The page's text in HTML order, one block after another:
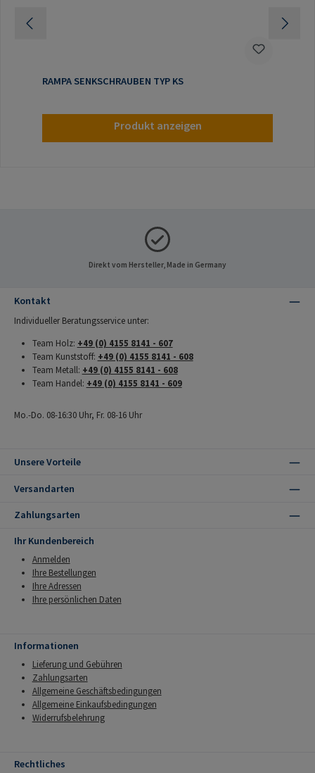
RAMPA SENKSCHRAUBEN TYP KS
Produkt anzeigen
Direkt vom Hersteller, Made in Germany
Kontakt
Individueller Beratungsservice unter:
Team Holz: +49 (0) 4155 8141 - 607
Team Kunststoff: +49 (0) 4155 8141 - 608
Team Metall: +49 (0) 4155 8141 - 608
Team Handel: +49 (0) 4155 8141 - 609
Mo.-Do. 08-16:30 Uhr, Fr. 08-16 Uhr
Unsere Vorteile
Versandarten
Zahlungsarten
Ihr Kundenbereich
Anmelden
Ihre Bestellungen
Ihre Adressen
Ihre persönlichen Daten
Informationen
Lieferung und Gebühren
Zahlungsarten
Allgemeine Geschäftsbedingungen
Allgemeine Einkaufsbedingungen
Widerrufsbelehrung
Rechtliches